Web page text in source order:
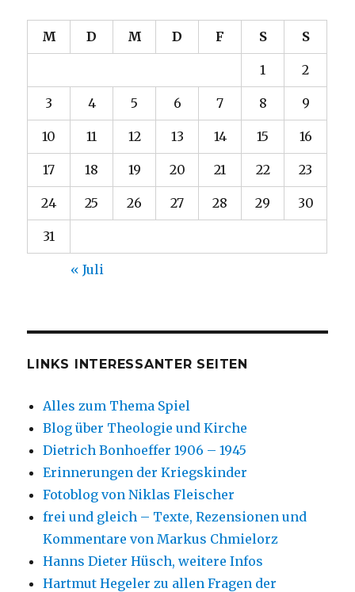
M D M D F S S
1 2
3 4 5 6 7 8 9
10 11 12 13 14 15 16
17 18 19 20 21 22 23
24 25 26 27 28 29 30
31
« Juli
LINKS INTERESSANTER SEITEN
Alles zum Thema Spiel
Blog über Theologie und Kirche
Dietrich Bonhoeffer 1906 – 1945
Erinnerungen der Kriegskinder
Fotoblog von Niklas Fleischer
frei und gleich – Texte, Rezensionen und
Kommentare von Markus Chmielorz
Hanns Dieter Hüsch, weitere Infos
Hartmut Hegeler zu allen Fragen der